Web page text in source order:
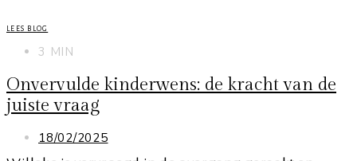
LEES BLOG
3 MIN
Onvervulde kinderwens: de kracht van de
juiste vraag
18/02/2025